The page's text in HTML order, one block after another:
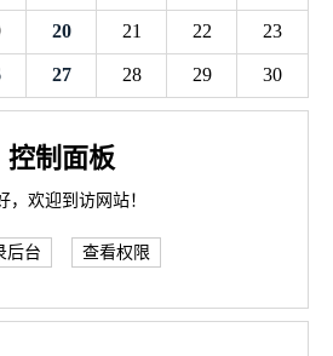
20 21 22 23
27 28 29 30
控制面板
，欢迎到访网站！
后台 查看权限